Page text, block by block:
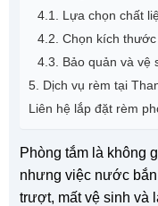
4.1. Lựa chọn chất
4.2. Chọn kích
4.3. Bảo quản và vệ
5. Dịch vụ rèm tại
Liên hệ lắp đặt rèm
Phòng tắm là không
nhưng việc nước
trượt, mất vệ sinh và